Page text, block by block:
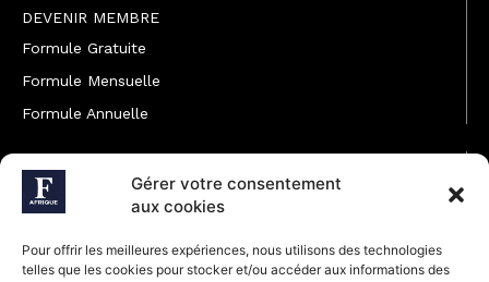
Gérer votre consentement
aux cookies
Pour offrir les meilleures expériences, nous utilisons des technologies
telles que les cookies pour stocker et/ou accéder aux informations des
DEVENIR MEMBRE
Formule Gratuite
Formule Mensuelle
Formule Annuelle
JOINDRE L'ÉQUIPE
Rédaction
Développement commercial